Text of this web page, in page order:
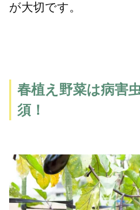
が大切です。
春植え野菜は病害
須！